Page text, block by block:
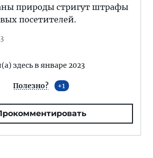
природы стригут штрафы
посетителей.
здесь в январе 2023
Полезно? 1